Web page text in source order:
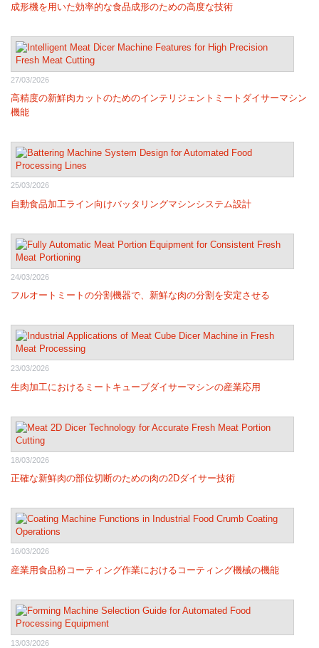
成形機を用いた効率的な食品成形のための高度な技術
27/03/2026
高精度の新鮮肉カットのためのインテリジェントミートダイサーマシン
機能
25/03/2026
自動食品加工ライン向けバッタリングマシンシステム設計
24/03/2026
フルオートミートの分割機器で、新鮮な肉の分割を安定させる
23/03/2026
生肉加工におけるミートキューブダイサーマシンの産業応用
18/03/2026
正確な新鮮肉の部位切断のための肉の2Dダイサー技術
16/03/2026
産業用食品粉コーティング作業におけるコーティング機械の機能
13/03/2026